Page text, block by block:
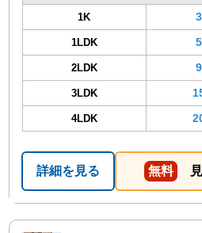
1K
1LDK
2LDK
3LDK
4LDK
詳細を見る 無料 見